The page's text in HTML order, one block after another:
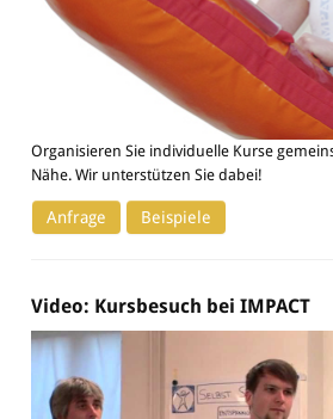
Organisieren Sie individuelle Kurse
Nähe. Wir unterstützen Sie dabei!
Anfrage Beispiele
Video: Kursbesuch bei IMPACT